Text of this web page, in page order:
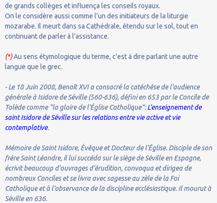
de grands collèges et influença les conseils royaux.
On le considère aussi comme l'un des initiateurs de la liturgie
mozarabe. Il meurt dans sa Cathédrale, étendu sur le sol, tout en
continuant de parler à l'assistance.
(*)Au sens étymologique du terme, c'est à dire parlant une autre
langue que le grec.
- Le 18 Juin 2008, Benoît XVI a consacré la catéchèse de l'audience
générale à Isidore de Séville (560-636), défini en 653 par le Concile de
Tolède comme "la gloire de l'Église Catholique":L'enseignement de
saint Isidore de Séville sur les relations entre vie active et vie
contemplative.
Mémoire de Saint Isidore, Évêque et Docteur de l’Église. Disciple de son
frère Saint Léandre, il lui succéda sur le siège de Séville en Espagne,
écrivit beaucoup d’ouvrages d’érudition, convoqua et dirigea de
nombreux Conciles et se livra avec sagesse au zèle de la Foi
Catholique et à l’observance de la discipline ecclésiastique. Il mourut à
Séville en 636.